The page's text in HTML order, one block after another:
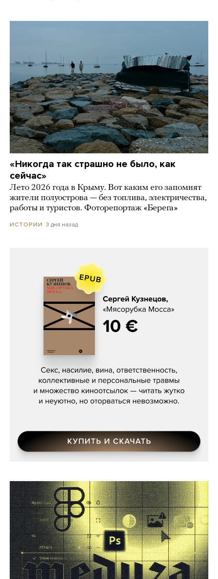
«Никогда так страшно не было, как
сейчас»
Лето 2026 года в Крыму. Вот каким его запомнят
жители полуострова — без топлива, электричества,
работы и туристов. Фоторепортаж «Берега»
ИСТОРИИ 3 дня назад
Сергей Кузнецов, «Мясорубка